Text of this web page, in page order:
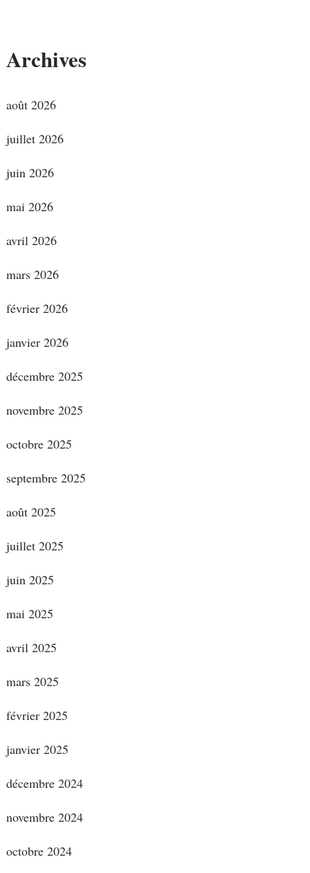
Archives
août 2026
juillet 2026
juin 2026
mai 2026
avril 2026
mars 2026
février 2026
janvier 2026
décembre 2025
novembre 2025
octobre 2025
septembre 2025
août 2025
juillet 2025
juin 2025
mai 2025
avril 2025
mars 2025
février 2025
janvier 2025
décembre 2024
novembre 2024
octobre 2024